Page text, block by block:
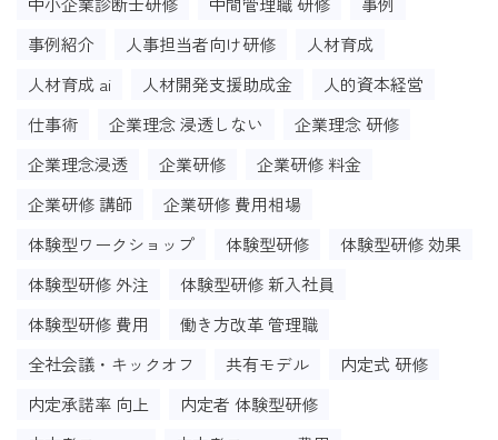
事例紹介
人事担当者向け研修
人材育成
人材育成 ai
人材開発支援助成金
人的資本経営
仕事術
企業理念 浸透しない
企業理念 研修
企業理念浸透
企業研修
企業研修 料金
企業研修 講師
企業研修 費用相場
体験型ワークショップ
体験型研修
体験型研修 効果
体験型研修 外注
体験型研修 新入社員
体験型研修 費用
働き方改革 管理職
全社会議・キックオフ
共有モデル
内定式 研修
内定承諾率 向上
内定者 体験型研修